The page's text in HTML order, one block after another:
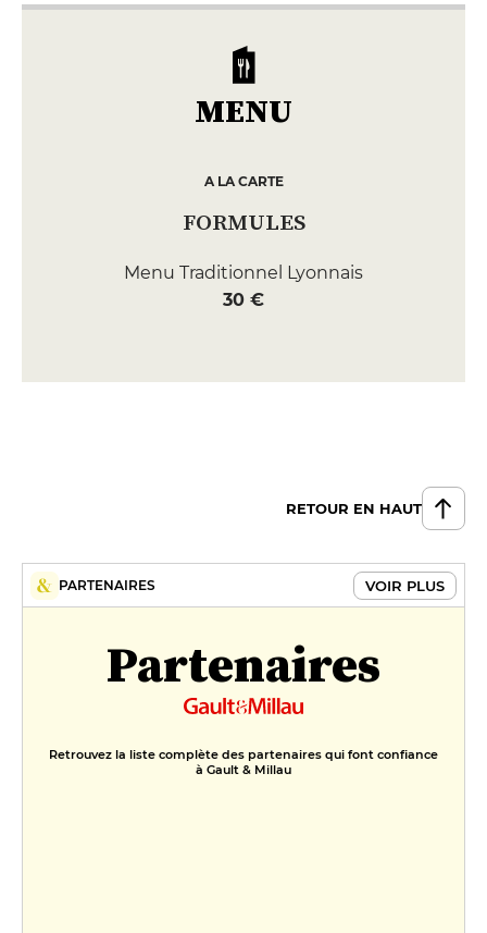
MENU
A LA CARTE
FORMULES
Menu Traditionnel Lyonnais
30 €
RETOUR EN HAUT
PARTENAIRES VOIR PLUS
Partenaires
Retrouvez la liste complète des partenaires qui font confiance
à Gault & Millau